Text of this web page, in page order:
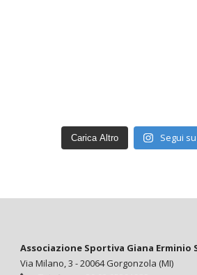
Carica Altro Segui
Associazione Sportiva Giana Erminio
Via Milano, 3 - 20064 Gorgonzola (MI)